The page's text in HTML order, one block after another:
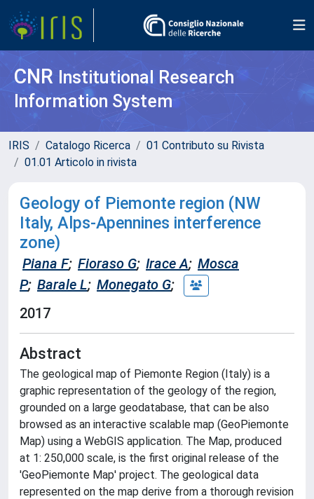
CNR Institutional Research
Information System
IRIS Catalogo Ricerca
01 Contributo su Rivista
01.01 Articolo in rivista
Geology of Piemonte region (NW
Italy, Alps-Apennines interference
zone)
Piana F; Fioraso G; Irace A; Mosca
P; Barale L; Monegato G;
2017
Abstract
The geological map of Piemonte Region (Italy) is a
graphic representation of the geology of the region,
grounded on a large geodatabase, that can be also
browsed as an interactive scalable map (GeoPiemonte
Map) using a WebGIS application. The Map, produced
at 1: 250,000 scale, is the first original release of the
'GeoPiemonte Map' project. The geological data
represented on the map derive from a thorough revision